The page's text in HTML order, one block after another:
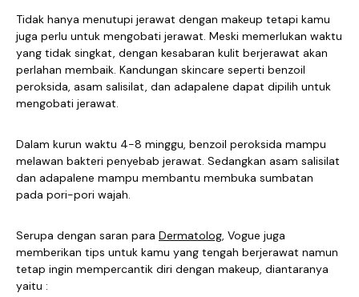
Tidak hanya menutupi jerawat dengan makeup tetapi kamu
juga perlu untuk mengobati jerawat. Meski memerlukan waktu
yang tidak singkat, dengan kesabaran kulit berjerawat akan
perlahan membaik. Kandungan skincare seperti benzoil
peroksida, asam salisilat, dan adapalene dapat dipilih untuk
mengobati jerawat.
Dalam kurun waktu 4-8 minggu, benzoil peroksida mampu
melawan bakteri penyebab jerawat. Sedangkan asam salisilat
dan adapalene mampu membantu membuka sumbatan
pada pori-pori wajah.
Serupa dengan saran para Dermatolog, Vogue juga
memberikan tips untuk kamu yang tengah berjerawat namun
tetap ingin mempercantik diri dengan makeup, diantaranya
yaitu :